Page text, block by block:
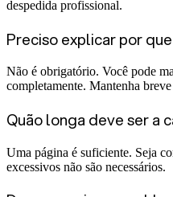
despedida profissional.
Preciso explicar por
Não é obrigatório. Você pode
completamente. Mantenha
Quão longa deve ser a
Uma página é suficiente. Seja
excessivos não são necessários.